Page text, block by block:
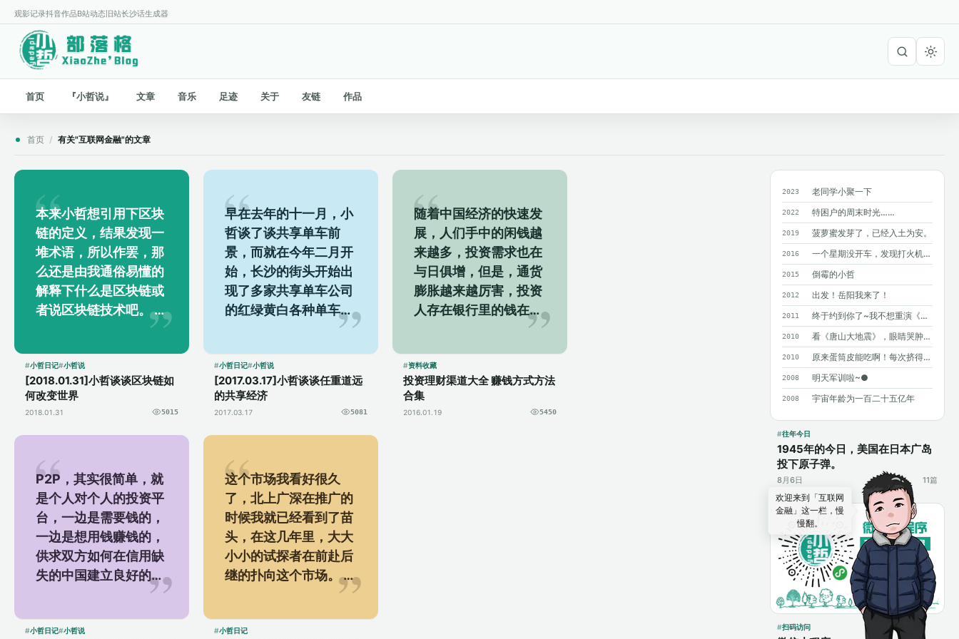
观影记录抖音作品B站动态 旧站长沙话生成器
首页 『小哲说』 文章 音乐 足迹 关于 友链 作品
首页 / 有关"互联网金融"的文章
2023 老同学小聚一下
2022 特困户的周末时光……
2019 菠萝蜜发芽了，已经入土为安。
2016 一个星期没开车，发现打火机在暴晒的车里爆了！?
2015 倒霉的小哲
2012 出发！岳阳我来了！
2011 终于约到你了~我不想重演《同桌的你》M...
2010 看《唐山大地震》，眼睛哭肿了……
2010 原来蛋筒皮能吃啊！每次挤得满手都是……
2008 明天军训啦~●
2008 宇宙年龄为一百二十五亿年
往年今日
1945年的今日，美国在日本广岛
投下原子弹。
8月6日 11篇
扫码访问
本来小哲想引用下区块
链的定义，结果发现一
堆术语，所以作罢，那
么还是由我通俗易懂的
解释下什么是区块链或
者说区块链技术吧。 比
特币可能很多人只是听
运作原理或者是神...
小哲日记 小哲说
[2018.01.31]小哲谈谈区块链如
何改变世界
2018.01.31 5015
早在去年的十一月，小
哲谈了谈共享单车前
景，而就在今年二月开
始，长沙的街头开始出
现了多家共享单车公司
的红绿黄白各种单车，
一时间大家对“共享经
在很多大城市还有更
多...
小哲日记 小哲说
[2017.03.17]小哲谈谈任重道远
的共享经济
2017.03.17 5081
随着中国经济的快速发
展，人们手中的闲钱越
来越多，投资需求也在
与日俱增，但是，通货
膨胀越来越厉害，投资
人存在银行里的钱在不
断贬值，这迫使投资人
财产品，于是，投...
资料收藏
投资理财渠道大全 赚钱方式方法
合集
2016.01.19 5450
P2P，其实很简单，就
是个人对个人的投资平
台，一边是需要钱的，
一边是想用钱赚钱的，
供求双方如何在信用缺
失的中国建立良好的合
作双赢，这就需要一个
都知道的淘宝就是充...
小哲日记 小哲说
这个市场我看好很久
了，北上广深在推广的
时候我就已经看到了苗
头，在这几年里，大大
小小的试探者在前赴后
继的扑向这个市场。 需
要注意，互联网超市和
超市是有点点的区别...
小哲日记
欢迎来到「互联网
金融」这一栏，慢
慢翻。